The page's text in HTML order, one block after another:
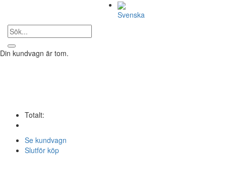
Svenska
Din kundvagn är tom.
Totalt:
Se kundvagn
Slutför köp